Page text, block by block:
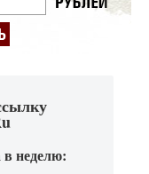
в неделю: